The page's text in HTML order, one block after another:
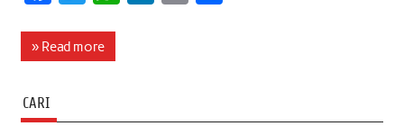
c
o
i
e
A
d
» Read more
CARI